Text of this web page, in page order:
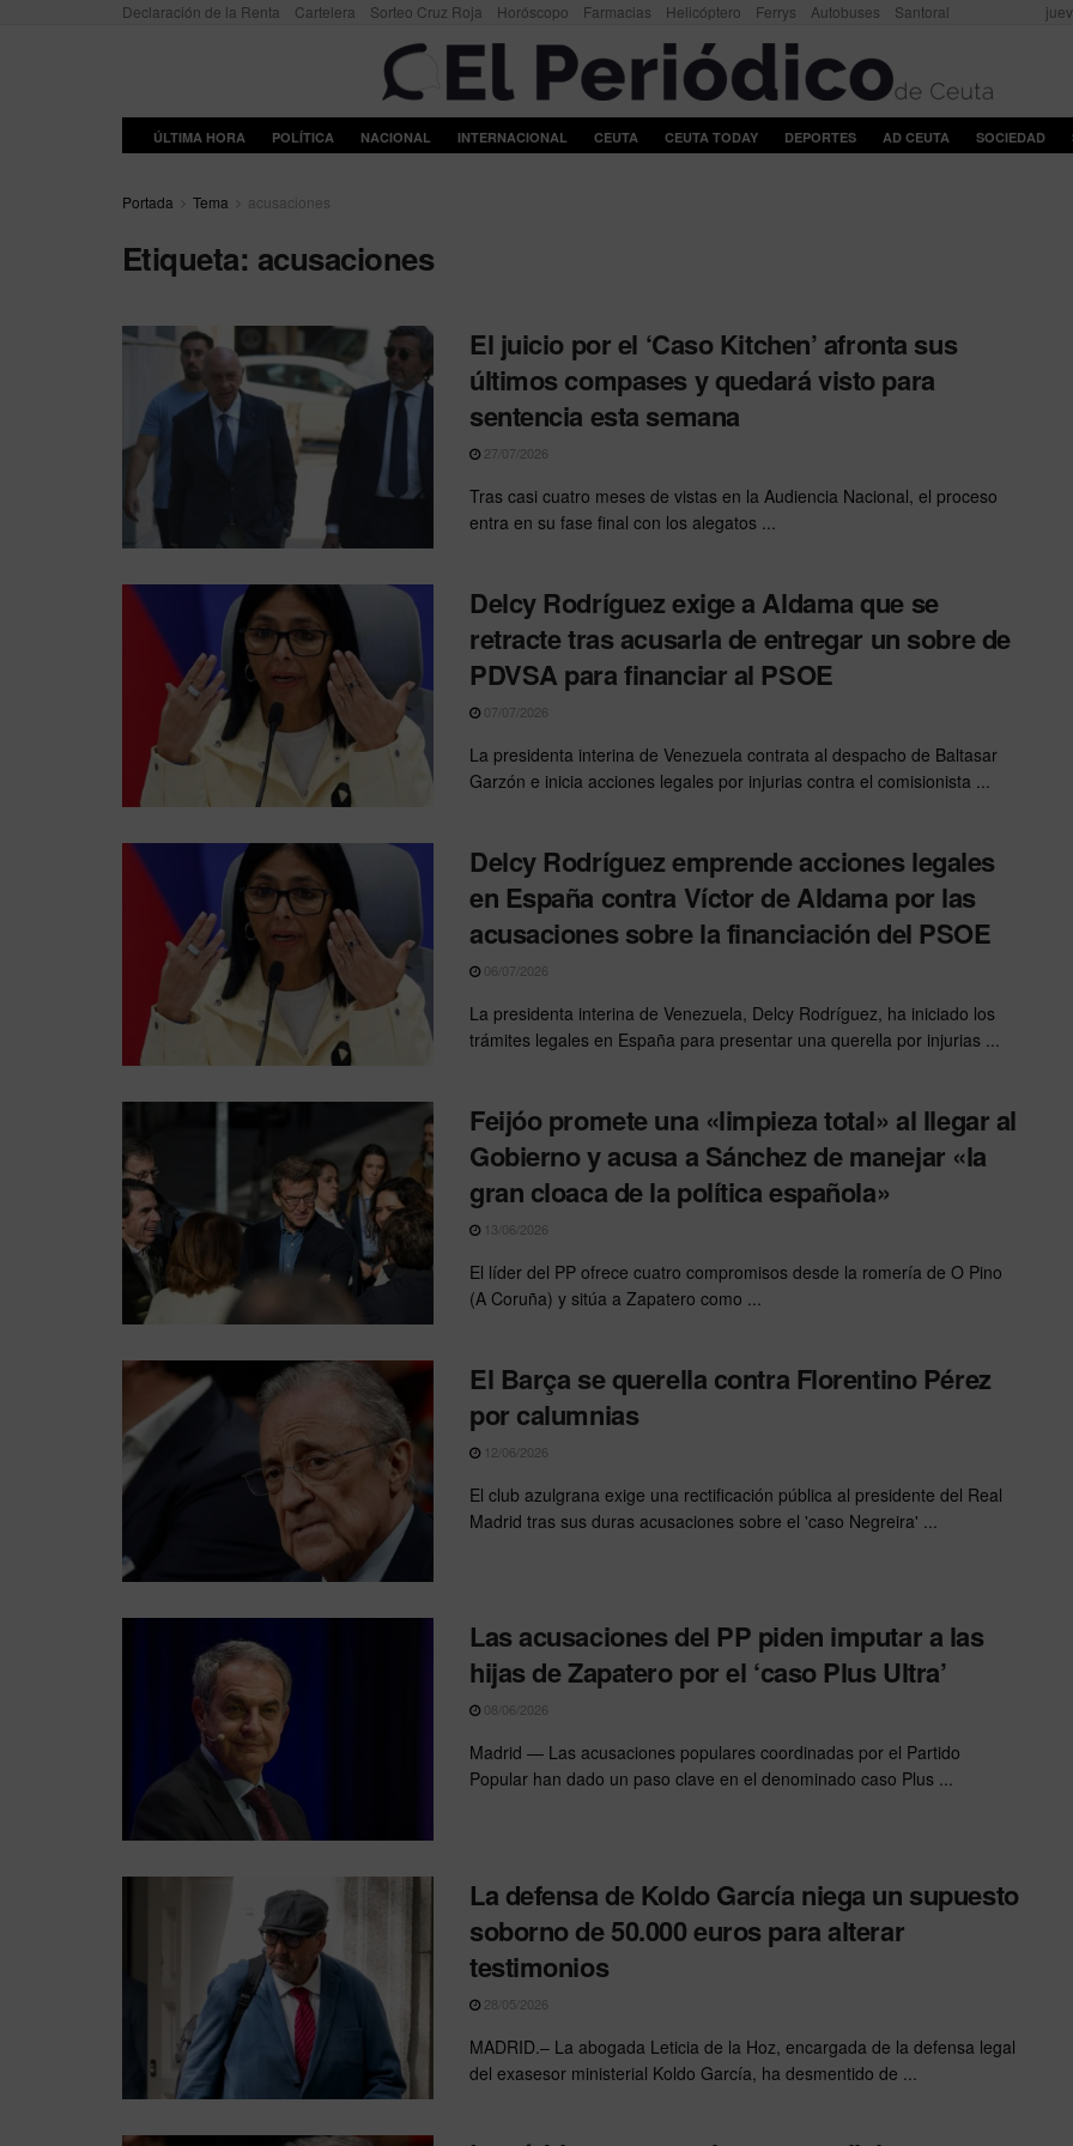
Declaración de la Renta Cartelera Sorteo Cruz Roja Horóscopo Farmacias Helicóptero Ferrys Autobuses Santoral
ÚLTIMA HORA POLÍTICA NACIONAL INTERNACIONAL CEUTA CEUTA TODAY DEPORTES AD CEUTA SOCIEDAD
Portada Tema acusaciones
Etiqueta: acusaciones
El juicio por el ‘Caso Kitchen’ afronta sus
últimos compases y quedará visto para
sentencia esta semana
27/07/2026
Tras casi cuatro meses de vistas en la Audiencia Nacional, el proceso
entra en su fase final con los alegatos ...
Delcy Rodríguez exige a Aldama que se
retracte tras acusarla de entregar un sobre de
PDVSA para financiar al PSOE
07/07/2026
La presidenta interina de Venezuela contrata al despacho de Baltasar
Garzón e inicia acciones legales por injurias contra el comisionista ...
Delcy Rodríguez emprende acciones legales
en España contra Víctor de Aldama por las
acusaciones sobre la financiación del PSOE
06/07/2026
La presidenta interina de Venezuela, Delcy Rodríguez, ha iniciado los
trámites legales en España para presentar una querella por injurias ...
Feijóo promete una «limpieza total» al llegar al
Gobierno y acusa a Sánchez de manejar «la
gran cloaca de la política española»
13/06/2026
El líder del PP ofrece cuatro compromisos desde la romería de O Pino
(A Coruña) y sitúa a Zapatero como ...
El Barça se querella contra Florentino Pérez
por calumnias
12/06/2026
El club azulgrana exige una rectificación pública al presidente del Real
Madrid tras sus duras acusaciones sobre el 'caso Negreira' ...
Las acusaciones del PP piden imputar a las
hijas de Zapatero por el ‘caso Plus Ultra’
08/06/2026
Madrid — Las acusaciones populares coordinadas por el Partido
Popular han dado un paso clave en el denominado caso Plus ...
La defensa de Koldo García niega un supuesto
soborno de 50.000 euros para alterar
testimonios
28/05/2026
MADRID.– La abogada Leticia de la Hoz, encargada de la defensa legal
del exasesor ministerial Koldo García, ha desmentido de ...